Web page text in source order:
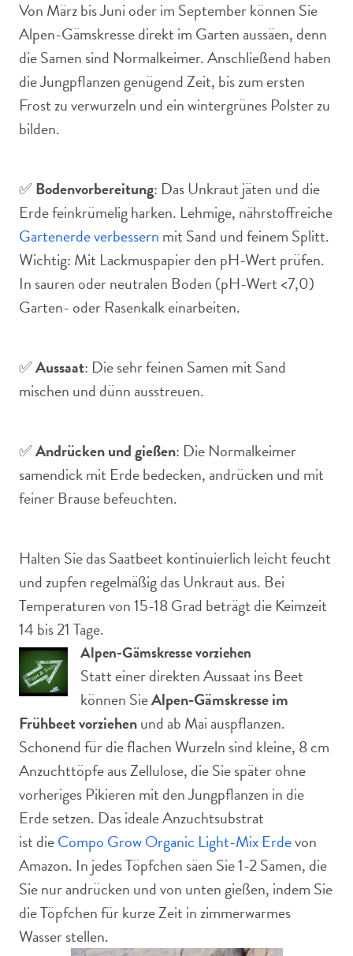
Von März bis Juni oder im September können Sie
Alpen-Gämskresse direkt im Garten aussäen, denn
die Samen sind Normalkeimer. Anschließend haben
die Jungpflanzen genügend Zeit, bis zum ersten
Frost zu verwurzeln und ein wintergrünes Polster zu
bilden.
✅Bodenvorbereitung: Das Unkraut jäten und die
Erde feinkrümelig harken. Lehmige, nährstoffreiche
Gartenerde verbessern mit Sand und feinem Splitt.
Wichtig: Mit Lackmuspapier den pH-Wert prüfen.
In sauren oder neutralen Boden (pH-Wert <7,0)
Garten- oder Rasenkalk einarbeiten.
✅Aussaat: Die sehr feinen Samen mit Sand
mischen und dünn ausstreuen.
✅Andrücken und gießen: Die Normalkeimer
samendick mit Erde bedecken, andrücken und mit
feiner Brause befeuchten.
Halten Sie das Saatbeet kontinuierlich leicht feucht
und zupfen regelmäßig das Unkraut aus. Bei
Temperaturen von 15-18 Grad beträgt die Keimzeit
14 bis 21 Tage.
Alpen-Gämskresse vorziehen
Statt einer direkten Aussaat ins Beet
können SieAlpen-Gämskresse im
Frühbeet vorziehenund ab Mai auspflanzen.
Schonend für die flachen Wurzeln sind kleine, 8 cm
Anzuchttöpfe aus Zellulose, die Sie später ohne
vorheriges Pikieren mit den Jungpflanzen in die
Erde setzen. Das ideale Anzuchtsubstrat
ist dieCompo Grow Organic Light-Mix Erdevon
Amazon. In jedes Töpfchen säen Sie 1-2 Samen, die
Sie nur andrücken und von unten gießen, indem Sie
die Töpfchen für kurze Zeit in zimmerwarmes
Wasser stellen.